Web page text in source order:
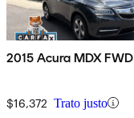
2015 Acura MDX FWD
$16,372 Trato justo